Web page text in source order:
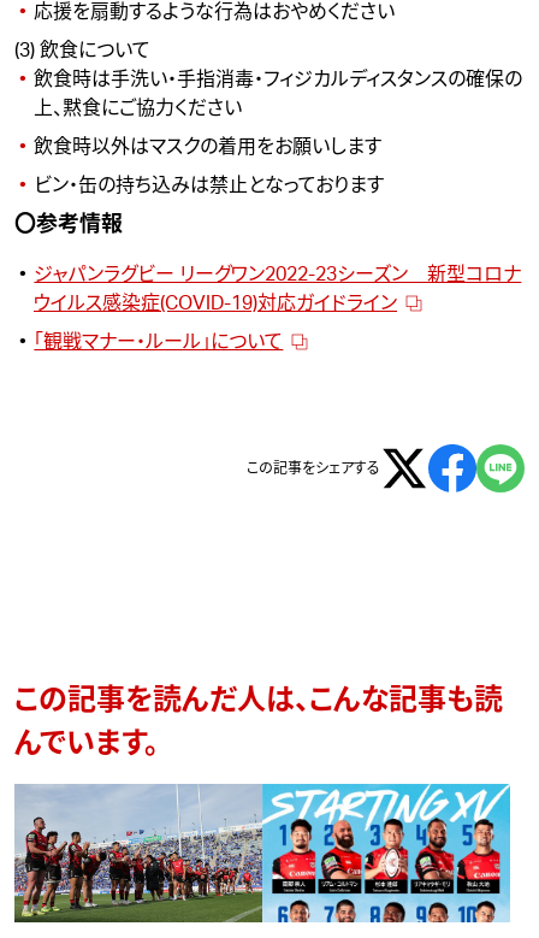
応援を扇動するような行為はおやめください
(3) 飲食について
飲食時は手洗い・手指消毒・フィジカルディスタンスの確保の
上、黙食にご協力ください
飲食時以外はマスクの着用をお願いします
ビン・缶の持ち込みは禁止となっております
〇参考情報
ジャパンラグビー リーグワン2022-23シーズン 新型コロナ
ウイルス感染症(COVID-19)対応ガイドライン
「観戦マナー・ルール」について
この記事をシェアする
この記事を読んだ人は、こんな記事も読
んでいます。